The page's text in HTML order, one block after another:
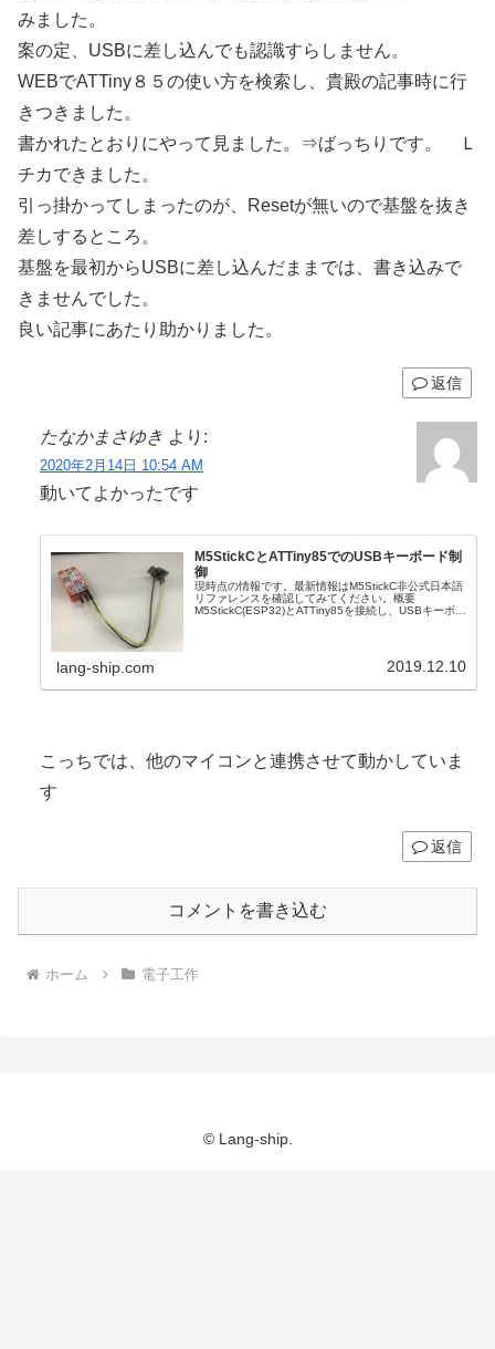
みました。
案の定、USBに差し込んでも認識すらしません。
WEBでATTiny８５の使い方を検索し、貴殿の記事時に行
きつきました。
書かれたとおりにやって見ました。⇒ばっちりです。 Ｌ
チカできました。
引っ掛かってしまったのが、Resetが無いので基盤を抜き
差しするところ。
基盤を最初からUSBに差し込んだままでは、書き込みで
きませんでした。
良い記事にあたり助かりました。
返信
たなかまさゆき より:
2020年2月14日 10:54 AM
動いてよかったです
M5StickCとATTiny85でのUSBキーボード制
御
現時点の情報です。最新情報はM5StickC非公式日本語
リファレンスを確認してみてください。概要
M5StickC(ESP32)とATTiny85を接続し、USBキーボー
lang-ship.com 2019.12.10
こっちでは、他のマイコンと連携させて動かしていま
す
返信
コメントを書き込む
ホーム 電子工作
© Lang-ship.